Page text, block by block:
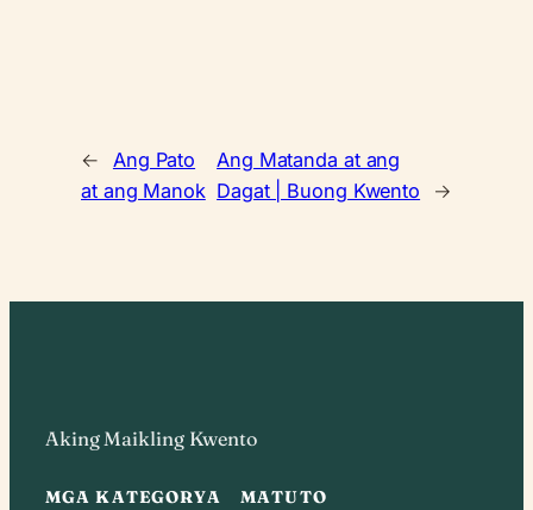
←
Ang Pato
at ang Manok
Ang Matanda at ang
Dagat | Buong Kwento
→
Aking Maikling Kwento
MGA KATEGORYA MATUTO